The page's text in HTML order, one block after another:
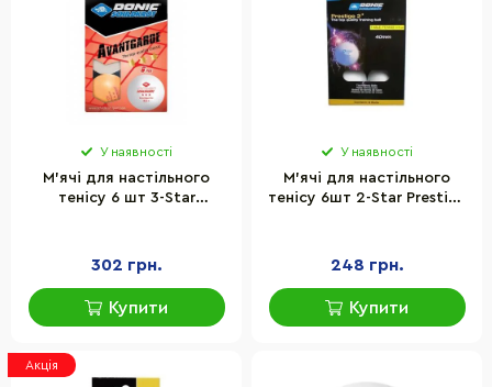
У наявності
М'ячі для настільного
тенісу 6 шт 3-Star
302 грн.
Купити
У наявності
М'ячі для настільного
тенісу 6шт 2-Star Prestige
248 грн.
Купити
Акція